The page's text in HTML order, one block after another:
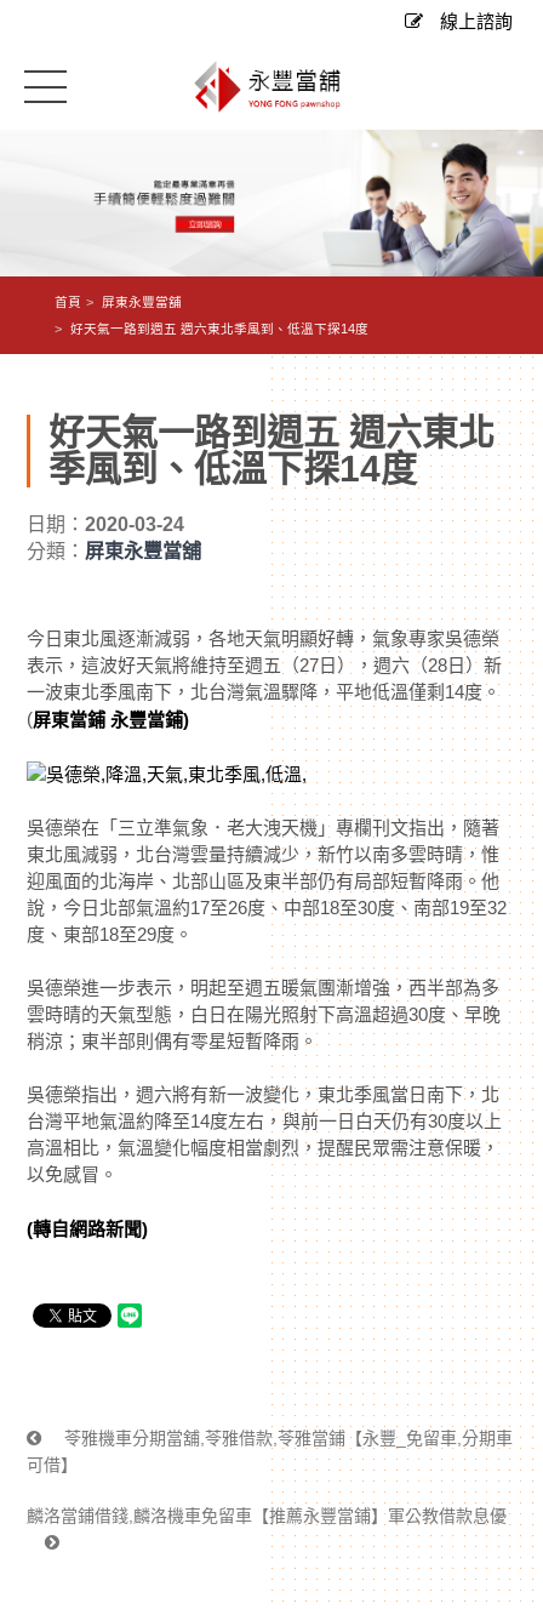
線上諮詢
首頁
屏東永豐當舖
好天氣一路到週五 週六東北季風到、低溫下探14度
好天氣一路到週五 週六東北
季風到、低溫下探14度
日期：2020-03-24
分類： 屏東永豐當舖
今日東北風逐漸減弱，各地天氣明顯好轉，氣象專家吳德榮
表示，這波好天氣將維持至週五（27日），週六（28日）新
一波東北季風南下，北台灣氣溫驟降，平地低溫僅剩14度。
(屏東當鋪 永豐當鋪)
吳德榮在「三立準氣象．老大洩天機」專欄刊文指出，隨著
東北風減弱，北台灣雲量持續減少，新竹以南多雲時晴，惟
迎風面的北海岸、北部山區及東半部仍有局部短暫降雨。他
說，今日北部氣溫約17至26度、中部18至30度、南部19至32
度、東部18至29度。
吳德榮進一步表示，明起至週五暖氣團漸增強，西半部為多
雲時晴的天氣型態，白日在陽光照射下高溫超過30度、早晚
稍涼；東半部則偶有零星短暫降雨。
吳德榮指出，週六將有新一波變化，東北季風當日南下，北
台灣平地氣溫約降至14度左右，與前一日白天仍有30度以上
高溫相比，氣溫變化幅度相當劇烈，提醒民眾需注意保暖，
以免感冒。
(轉自網路新聞)
苓雅機車分期當舖,苓雅借款,苓雅當鋪【永豐_免留車,分期車
可借】
麟洛當鋪借錢,麟洛機車免留車【推薦永豐當鋪】軍公教借款息優